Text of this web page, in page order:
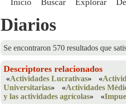
Inicio Buscar Explorar
Diarios
Se encontraron 570 resultados que
Descriptores relacionados
«Actividades Lucrativas» «
Universitarias» «Actividades
y las actividades agrícolas» «